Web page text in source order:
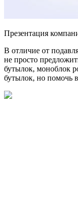
Презентация
В отличие от
не просто
бутылок, моноблок
бутылок, но помочь